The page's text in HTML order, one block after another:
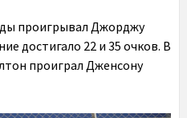
проигрывал Джорджу
достигало 22 и 35 очков. В
проиграл Дженсону